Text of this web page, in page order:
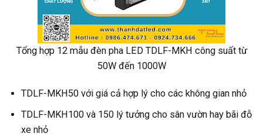
Tổng hợp 12 mẫu đèn pha LED TDLF-MKH công suất từ
50W đến 1000W
TDLF-MKH50 với giá cả hợp lý cho các không gian nhỏ
TDLF-MKH100 và 150 lý tưởng cho sân vườn hay bãi đỗ
xe nhỏ